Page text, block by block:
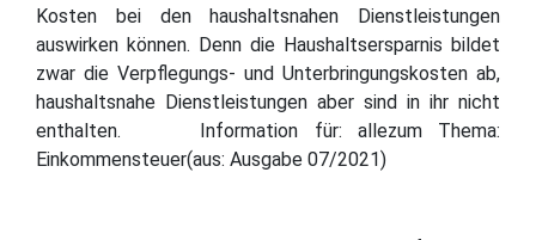
Kosten bei den haushaltsnahen Dienstleistungen
auswirken können. Denn die Haushaltsersparnis bildet
zwar die Verpflegungs- und Unterbringungskosten ab,
haushaltsnahe Dienstleistungen aber sind in ihr nicht
enthalten. Information für: allezum Thema:
Einkommensteuer(aus: Ausgabe 07/2021)